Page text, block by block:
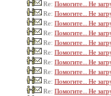
Re: Помогите... Не
Re: Помогите... Не
Re: Помогите... Не
Re: Помогите... Не
Re: Помогите... Не
Re: Помогите... Не
Re: Помогите... Не
Re: Помогите... Не
Re: Помогите... Не
Re: Помогите... Не